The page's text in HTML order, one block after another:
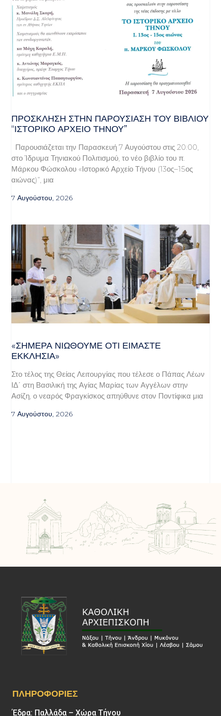
ΠΡΌΣΚΛΗΣΗ ΣΤΗΝ ΠΑΡΟΥΣΊΑΣΗ ΤΟΥ ΒΙΒΛΊΟΥ
“ΙΣΤΟΡΙΚΌ ΑΡΧΕΊΟ ΤΉΝΟΥ”
Παρουσιάζεται την Παρασκευή 7 Αυγούστου στις 20:00,
στο Ίδρυμα Τηνιακού Πολιτισμού, το νέο βιβλίο του π.
Μάρκου Φώσκολου «Ιστορικό Αρχείο Τήνου (13ος–15ος
αιώνας)”, μια
7 Αυγούστου, 2026
«ΣΉΜΕΡΑ ΝΙΏΘΟΥΜΕ ΌΤΙ ΕΊΜΑΣΤΕ
ΕΚΚΛΗΣΊΑ»
Στο τέλος της Θείας Λειτουργίας που τέλεσε ο Πάπας Λέων
ΙΔ΄ στη Βασιλική της Αγίας Μαρίας των Αγγέλων στην
Ασίζη, ο νεαρός Φραγκίσκος απηύθυνε στον Ποντίφικα μια
7 Αυγούστου, 2026
ΠΛΗΡΟΦΟΡΊΕΣ
Έδρα: Παλλάδα – Χώρα Τήνου